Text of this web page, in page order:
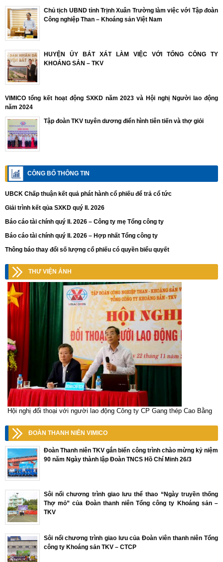
Chủ tịch UBND tỉnh Trịnh Xuân Trường làm việc với Tập đoàn
Công nghiệp Than – Khoáng sản Việt Nam
HUYỆN ỦY BÁT XÁT LÀM VIỆC VỚI TỔNG CÔNG TY
KHOÁNG SẢN – TKV
VIMICO tổng kết hoạt động SXKD năm 2023 và Hội nghị Người lao động
năm 2024
Tập đoàn TKV tuyên dương điển hình tiên tiến và thợ giỏi
CÔNG BỐ THÔNG TIN
UBCK Chấp thuận kết quả phát hành cổ phiếu để trả cổ tức
Giải trình kết qủa SXKD quý II. 2026
Báo cáo tài chính quý II. 2026 – Công ty mẹ Tổng công ty
Báo cáo tài chính quý II. 2026 – Hợp nhất Tổng công ty
Thông báo thay đổi số lượng cổ phiếu có quyền biểu quyết
THƯ VIỆN ẢNH
Hội nghị đối thoại với người lao động Công ty CP Gang thép Cao Bằng
ĐOÀN THANH NIÊN VIMICO
Đoàn Thanh niên TKV gắn biển công trình chào mừng kỷ niệm
90 năm Ngày thành lập Đoàn TNCS Hồ Chí Minh 26/3
Sôi nổi chương trình giao lưu thể thao “Ngày truyền thống
Thợ mỏ” của Đoàn thanh niên Tổng công ty Khoáng sản –
TKV
Sôi nổi chương trình giao lưu của Đoàn viên thanh niên Tổng
công ty Khoáng sản TKV – CTCP